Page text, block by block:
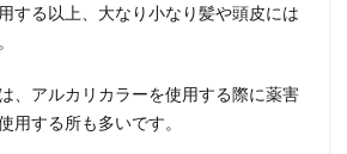
する以上、大なり小なり髪や頭皮には
、アルカリカラーを使用する際に薬害
用する所も多いです。